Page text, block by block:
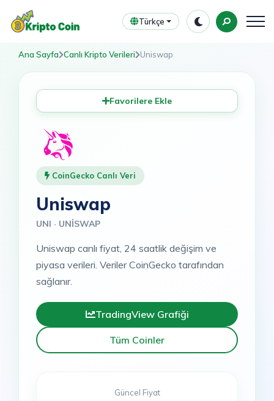
Türkçe
Ana Sayfa Canlı Kripto Verileri Uniswap
Favorilere Ekle
CoinGecko Canlı Veri
Uniswap
UNI · UNISWAP
Uniswap canlı fiyat, 24 saatlik değişim ve
piyasa verileri. Veriler CoinGecko tarafından
sağlanır.
TradingView Grafiği
Tüm Coinler
Güncel Fiyat